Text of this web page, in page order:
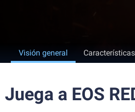
Visión general
Juega a EOS